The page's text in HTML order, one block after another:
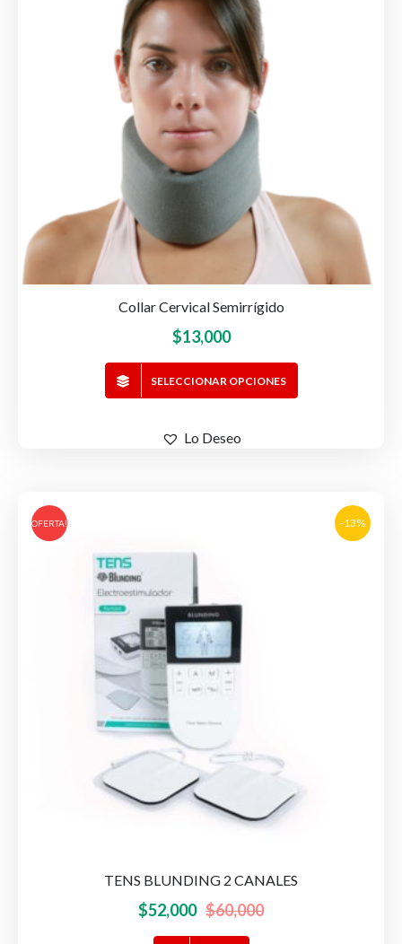
Collar Cervical Semirrígido
$13,000
SELECCIONAR OPCIONES
producto
opciones
Lo Deseo
-13%
OFERTA!
TENS BLUNDING 2 CANALES
$60,000El
$52,000
El